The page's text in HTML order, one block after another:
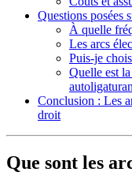
Questions posées
À quelle
Les arcs
Puis-je
Quelle est
Conclusion : Les
droit
Que sont les